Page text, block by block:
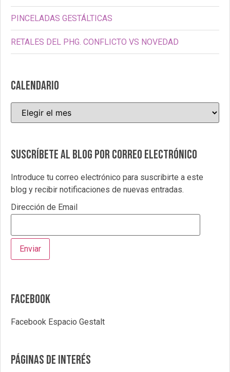
PINCELADAS GESTÁLTICAS
RETALES DEL PHG. CONFLICTO VS NOVEDAD
CALENDARIO
Suscríbete al blog por correo electrónico
Introduce tu correo electrónico para suscribirte a este
blog y recibir notificaciones de nuevas entradas.
Dirección de Email
Facebook
Facebook Espacio Gestalt
Páginas de interés